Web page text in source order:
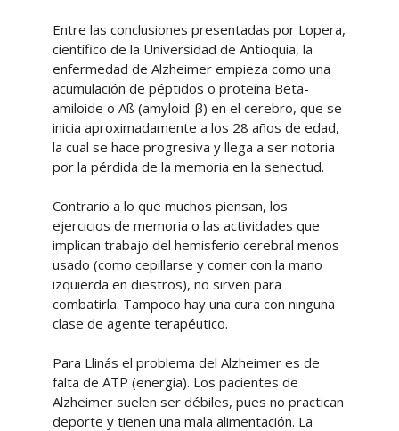
Entre las conclusiones presentadas por Lopera,
científico de la Universidad de Antioquia, la
enfermedad de Alzheimer empieza como una
acumulación de péptidos o proteína Beta-
amiloide o Aß (amyloid-β) en el cerebro, que se
inicia aproximadamente a los 28 años de edad,
la cual se hace progresiva y llega a ser notoria
por la pérdida de la memoria en la senectud.
Contrario a lo que muchos piensan, los
ejercicios de memoria o las actividades que
implican trabajo del hemisferio cerebral menos
usado (como cepillarse y comer con la mano
izquierda en diestros), no sirven para
combatirla. Tampoco hay una cura con ninguna
clase de agente terapéutico.
Para Llinás el problema del Alzheimer es de
falta de ATP (energía). Los pacientes de
Alzheimer suelen ser débiles, pues no practican
deporte y tienen una mala alimentación. La